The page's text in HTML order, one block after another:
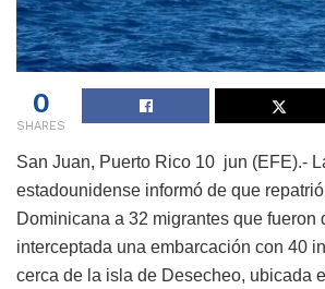
0
SHARES
San Juan, Puerto Rico 10 jun (EFE).-
estadounidense informó de que
Dominicana a 32 migrantes que fueron
interceptada una embarcación con 40
cerca de la isla de Desecheo, ubicada